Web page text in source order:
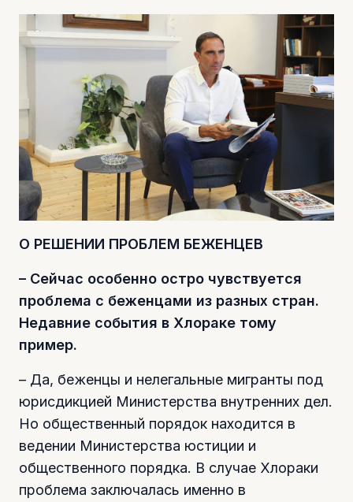
О РЕШЕНИИ ПРОБЛЕМ БЕЖЕНЦЕВ
– Сейчас особенно остро чувствуется
проблема с беженцами из разных стран.
Недавние события в Хлораке тому
пример.
– Да, беженцы и нелегальные мигранты под
юрисдикцией Министерства внутренних дел.
Но общественный порядок находится в
ведении Министерства юстиции и
общественного порядка. В случае Хлораки
проблема заключалась именно в